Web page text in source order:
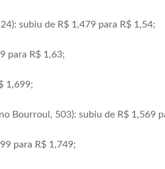
subiu de R$ 1,479 para R$ 1,54;
para R$ 1,63;
1,699;
Bourroul, 503): subiu de R$ 1,569
para R$ 1,749;